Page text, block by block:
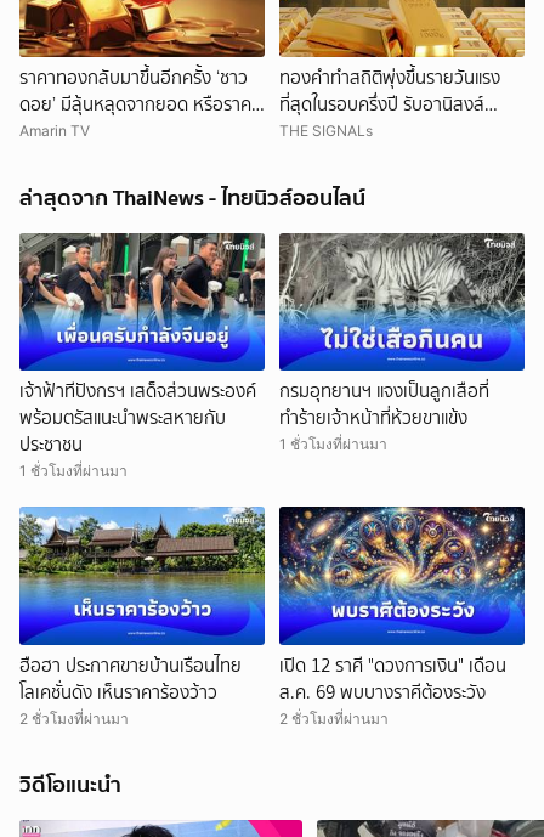
ราคาทองกลับมาขึ้นอีกครั้ง ‘ชาว
ดอย’ มีลุ้นหลุดจากยอด หรือราคา
จะลงอีก?
Amarin TV
ทองคำทำสถิติพุ่งขึ้นรายวันแรง
ที่สุดในรอบครึ่งปี รับอานิสงส์
ดอลลาร์อ่อนค่า
THE SIGNALs
ล่าสุดจาก ThaiNews - ไทยนิวส์ออนไลน์
เจ้าฟ้าทีปังกรฯ เสด็จส่วนพระองค์
พร้อมตรัสแนะนำพระสหายกับ
ประชาชน
1 ชั่วโมงที่ผ่านมา
กรมอุทยานฯ แจงเป็นลูกเสือที่
ทำร้ายเจ้าหน้าที่ห้วยขาแข้ง
1 ชั่วโมงที่ผ่านมา
ฮือฮา ประกาศขายบ้านเรือนไทย
โลเคชั่นดัง เห็นราคาร้องว้าว
2 ชั่วโมงที่ผ่านมา
เปิด 12 ราศี "ดวงการเงิน" เดือน
ส.ค. 69 พบบางราศีต้องระวัง
2 ชั่วโมงที่ผ่านมา
วิดีโอแนะนำ